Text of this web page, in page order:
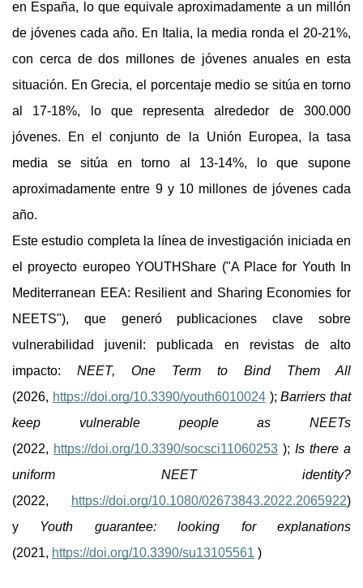
en España, lo que equivale aproximadamente a un millón
de jóvenes cada año. En Italia, la media ronda el 20-21%,
con cerca de dos millones de jóvenes anuales en esta
situación. En Grecia, el porcentaje medio se sitúa en torno
al 17-18%, lo que representa alrededor de 300.000
jóvenes. En el conjunto de la Unión Europea, la tasa
media se sitúa en torno al 13-14%, lo que supone
aproximadamente entre 9 y 10 millones de jóvenes cada
año.
Este estudio completa la línea de investigación iniciada en
el proyecto europeo YOUTHShare ("A Place for Youth In
Mediterranean EEA: Resilient and Sharing Economies for
NEETS"), que generó publicaciones clave sobre
vulnerabilidad juvenil: publicada en revistas de alto
impacto: NEET, One Term to Bind Them All
(2026, https://doi.org/10.3390/youth6010024 ); Barriers that
keep vulnerable people as NEETs
(2022, https://doi.org/10.3390/socsci11060253 ); Is there a
uniform NEET identity?
(2022,
https://doi.org/10.1080/02673843.2022.2065922)
y Youth guarantee: looking for explanations
(2021, https://doi.org/10.3390/su13105561 )